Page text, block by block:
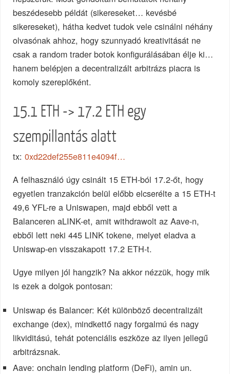
beszédesebb példát (sikereseket… kevésbé
sikereseket), hátha kedvet tudok vele csinálni néhány
olvasónak ahhoz, hogy szunnyadó kreativitását ne
csak a random trader botok konfigurálásában élje ki…
hanem belépjen a decentralizált arbitrázs piacra is
komoly szereplőként.
15.1 ETH -> 17.2 ETH egy
szempillantás alatt
tx:0xd22def255e811e4094f…
A felhasználó úgy csinált 15 ETH-ból 17.2-őt, hogy
egyetlen tranzakción belül előbb elcserélte a 15 ETH-t
49,6 YFL-re a Uniswapen, majd ebből vett a
Balanceren aLINK-et, amit withdrawolt az Aave-n,
ebből lett neki 445 LINK tokene, melyet eladva a
Uniswap-en visszakapott 17.2 ETH-t.
Ugye milyen jól hangzik? Na akkor nézzük, hogy mik
is ezek a dolgok pontosan:
Uniswap és Balancer: Két különböző decentralizált
exchange (dex), mindkettő nagy forgalmú és nagy
likviditású, tehát potenciális eszköze az ilyen jellegű
arbitrázsnak.
Aave: onchain lending platform (DeFi), amin un.